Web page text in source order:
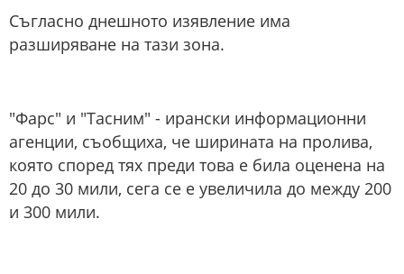
Съгласно днешното изявление има
разширяване на тази зона.
"Фарс" и "Тасним" - ирански информационни
агенции, съобщиха, че ширината на пролива,
която според тях преди това е била оценена на
20 до 30 мили, сега се е увеличила до между 200
и 300 мили.